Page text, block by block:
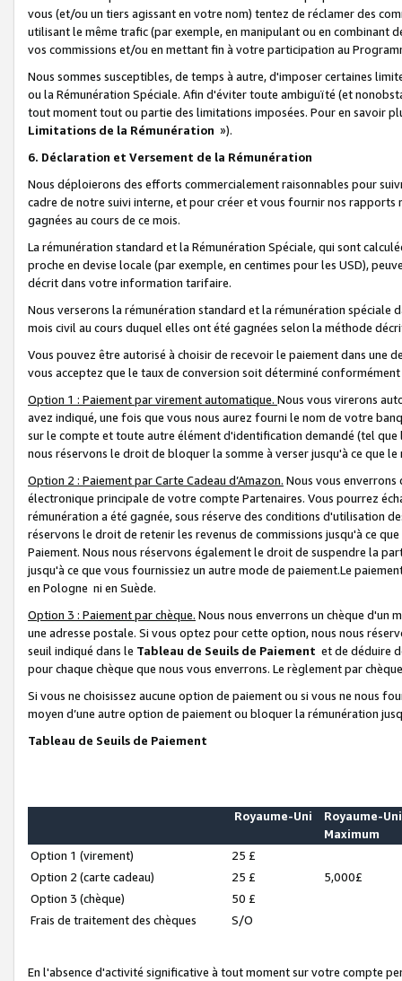
vous (et/ou un tiers agissant en votre nom) tentez de réclamer des
utilisant le même trafic (par exemple, en manipulant ou en combinant
vos commissions et/ou en mettant fin à votre participation au
Nous sommes susceptibles, de temps à autre, d'imposer certaines
ou la Rémunération Spéciale. Afin d'éviter toute ambiguïté (et
tout moment tout ou partie des limitations imposées. Pour en savoir
Limitations de la Rémunération »).
6. Déclaration et Versement de la Rémunération
Nous déploierons des efforts commercialement raisonnables pour
cadre de notre suivi interne, et pour créer et vous fournir nos
gagnées au cours de ce mois.
La rémunération standard et la Rémunération Spéciale, qui sont
proche en devise locale (par exemple, en centimes pour les USD),
décrit dans votre information tarifaire.
Nous verserons la rémunération standard et la rémunération spéciale
mois civil au cours duquel elles ont été gagnées selon la méthode
Vous pouvez être autorisé à choisir de recevoir le paiement dans une
vous acceptez que le taux de conversion soit déterminé
Option 1 : Paiement par virement automatique. Nous vous virerons
avez indiqué, une fois que vous nous aurez fourni le nom de votre
sur le compte et toute autre élément d'identification demandé (tel que
nous réservons le droit de bloquer la somme à verser jusqu'à ce que
Option 2 : Paiement par Carte Cadeau d’Amazon. Nous vous
électronique principale de votre compte Partenaires. Vous pourrez
rémunération a été gagnée, sous réserve des conditions d'utilisation
réservons le droit de retenir les revenus de commissions jusqu'à ce
Paiement. Nous nous réservons également le droit de suspendre la
jusqu'à ce que vous fournissiez un autre mode de paiement.Le
en Pologne ni en Suède.
Option 3 : Paiement par chèque. Nous nous enverrons un chèque d'un
une adresse postale. Si vous optez pour cette option, nous nous
seuil indiqué dans le Tableau de Seuils de Paiement et de déduire
pour chaque chèque que nous vous enverrons. Le règlement par
Si vous ne choisissez aucune option de paiement ou si vous ne nous
moyen d’une autre option de paiement ou bloquer la rémunération
Tableau de Seuils de Paiement
Royaume-Uni
Royaume-Uni
Maximum
Option 1 (virement)
25 £
Option 2 (carte cadeau)
25 £
5,000£
Option 3 (chèque)
50 £
Frais de traitement des chèques
S/O
En l'absence d'activité significative à tout moment sur votre compte